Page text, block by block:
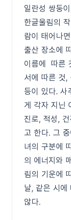
일란성 쌍둥
한글울림의
람이 태어나
출산 장소에
이름에 따른
서에 따른 것,
등이 있다. 사
게 각자 지닌
진로, 적성,
고 한다. 그
녀의 구분에
의 에너지와
림의 기운에
날, 같은 시에
않다.